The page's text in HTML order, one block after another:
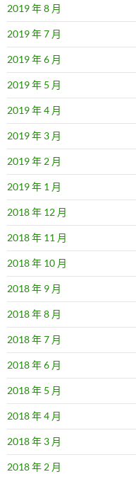
2019 年 8 月
2019 年 7 月
2019 年 6 月
2019 年 5 月
2019 年 4 月
2019 年 3 月
2019 年 2 月
2019 年 1 月
2018 年 12 月
2018 年 11 月
2018 年 10 月
2018 年 9 月
2018 年 8 月
2018 年 7 月
2018 年 6 月
2018 年 5 月
2018 年 4 月
2018 年 3 月
2018 年 2 月